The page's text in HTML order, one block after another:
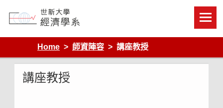
content
Department of Economics, Shih Hsin University
Home
師資陣容 講座教授
講座教授